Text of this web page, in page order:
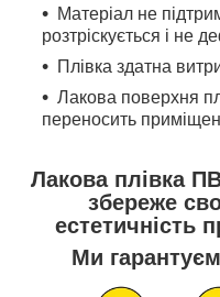
Матеріал не
розтріскується і не
Плівка здатна
Лакова поверхня
переносить
Лакова плівка
збереже
естетичність
Ми